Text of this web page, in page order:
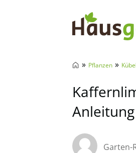
» Pflanzen »
Anleitung
Garten-